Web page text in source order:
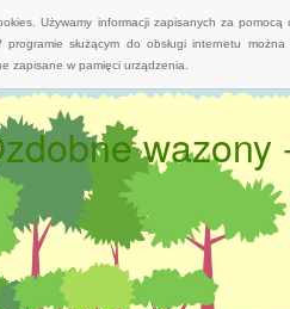
Używamy informacji zapisanych za
programie służącym do obsługi internetu
zapisane w pamięci urządzenia.
wazony